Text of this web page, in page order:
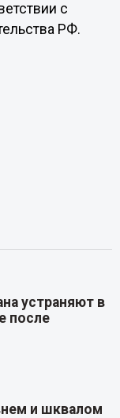
с
РФ.
устраняют в
после
и шквалом